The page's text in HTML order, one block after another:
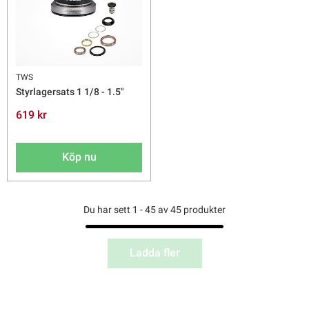
TWS
Styrlagersats 1 1/8 - 1.5"
619 kr
Köp nu
Du har sett 1 - 45 av 45 produkter
Ladda fler